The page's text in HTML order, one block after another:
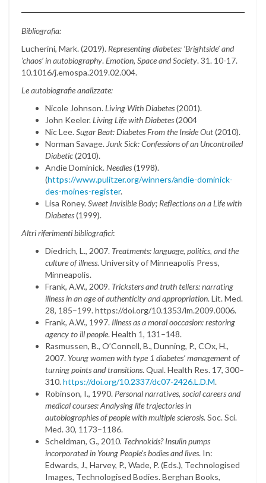
Bibliografia:
Lucherini, Mark. (2019). Representing diabetes: ‘Brightside’ and
‘chaos’ in autobiography.Emotion, Space and Society. 31. 10-17.
10.1016/j.emospa.2019.02.004.
Le autobiografie analizzate:
Nicole Johnson.Living With Diabetes(2001).
John Keeler.Living Life with Diabetes(2004
Nic Lee.Sugar Beat: Diabetes From the Inside Out(2010).
Norman Savage. Junk Sick: Confessions of an Uncontrolled
Diabetic(2010).
Andie Dominick.Needles(1998).
(https://www.pulitzer.org/winners/andie-dominick-
des-moines-register.
Lisa Roney.Sweet Invisible Body; Reflections on a Life with
Diabetes(1999).
Altri riferimenti bibliografici:
Diedrich, L., 2007. Treatments: language, politics, and the
culture of illness. University of Minneapolis Press,
Minneapolis.
Frank, A.W., 2009. Tricksters and truth tellers: narrating
illness in an age of authenticity and appropriation. Lit. Med.
28, 185–199. https://doi.org/10.1353/lm.2009.0006.
Frank, A.W., 1997. Illness as a moral ooccasion: restoring
agency to ill people. Health 1, 131–148.
Rasmussen, B., O’Connell, B., Dunning, P., COx, H.,
2007. Young women with type 1 diabetes’ management of
turning points and transitions. Qual. Health Res. 17, 300–
310.https://doi.org/10.2337/dc07-2426.L.D.M.
Robinson, I., 1990. Personal narratives, social careers and
medical courses: Analysing life trajectories in
autobiographies of people with multiple sclerosis. Soc. Sci.
Med. 30, 1173–1186.
Scheldman, G., 2010. Technokids? Insulin pumps
incorporated in Young People’s bodiesand lives. In:
Edwards, J., Harvey, P., Wade, P. (Eds.), Technologised
Images, Technologised Bodies. Berghan Books,